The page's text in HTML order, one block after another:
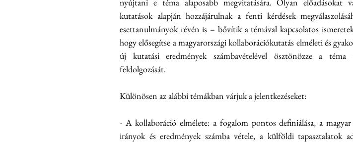
kutatások alapján hozzájárulnak a fenti kérdések
esettanulmányok révén is – bővítik a témával kapcsolatos
hogy elősegítse a magyarországi kollaborációkutatás elméleti és
új kutatási eredmények számbavételével ösztönözze a téma
feldolgozását.
Különösen az alábbi témákban várjuk a jelentkezéseket:
- A kollaboráció elmélete: a fogalom pontos definiálása, a
irányok és eredmények számba vétele, a külföldi tapasztalatok